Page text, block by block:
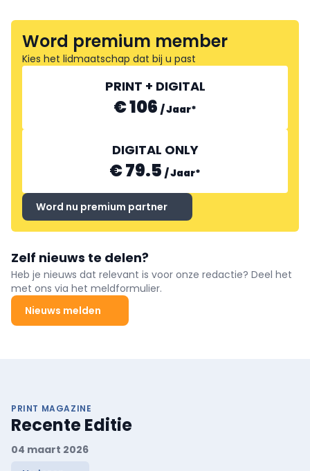
Word premium member
Kies het lidmaatschap dat bij u past
PRINT + DIGITAL
€ 106 /Jaar*
DIGITAL ONLY
€ 79.5 /Jaar*
Word nu premium partner
Zelf nieuws te delen?
Heb je nieuws dat relevant is voor onze redactie? Deel het
met ons via het meldformulier.
Nieuws melden
PRINT MAGAZINE
Recente Editie
04 maart 2026